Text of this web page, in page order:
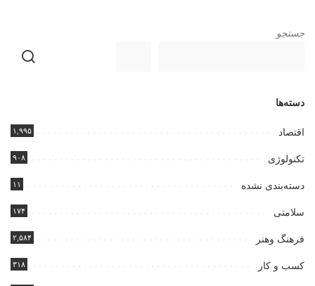
جستجو
دسته‌ها
اقتصاد ۱,۹۹۵
تکنولوژی ۹۰۸
دسته‌بندی نشده ۱۱
سلامتی ۱۷۴
فرهنگ وهنر ۲,۵۸۴
کسب و کار ۳۱۸